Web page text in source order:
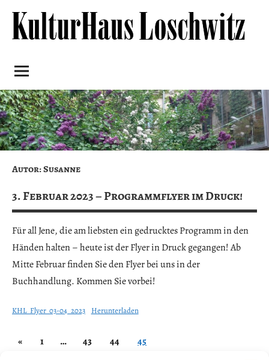
content
Loschwitz
Autor:Susanne
3. Februar 2023 – Programmflyer im Druck!
Für all Jene, die am liebsten ein gedrucktes Programm in den
Händen halten – heute ist der Flyer in Druck gegangen! Ab
Mitte Februar finden Sie den Flyer bei uns in der
Buchhandlung. Kommen Sie vorbei!
KHL_Flyer_03-04_2023 Herunterladen
Allgemein
Seitennummerierung
«Previous
1 … 43 44 45